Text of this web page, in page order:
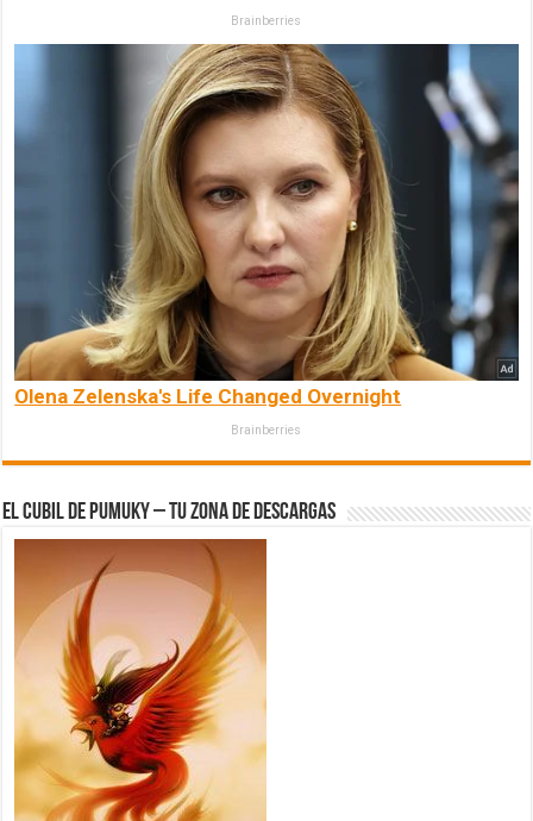
Brainberries
Olena Zelenska's Life Changed Overnight
Brainberries
El Cubil de Pumuky – Tu zona de Descargas